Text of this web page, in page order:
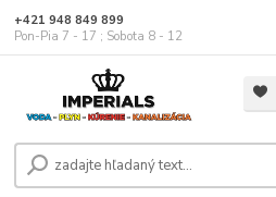
+421 948 849 899
Pon-Pia 7 - 17 ; Sobota 8 - 12